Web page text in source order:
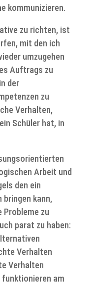
kommunizieren.
zu richten, ist
mit den ich
umzugehen
Auftrags zu
der
zu
Verhalten,
Schüler hat, in
Arbeit und
den ein
bringen kann,
Probleme zu
parat zu haben:
Verhalten
Verhalten
am